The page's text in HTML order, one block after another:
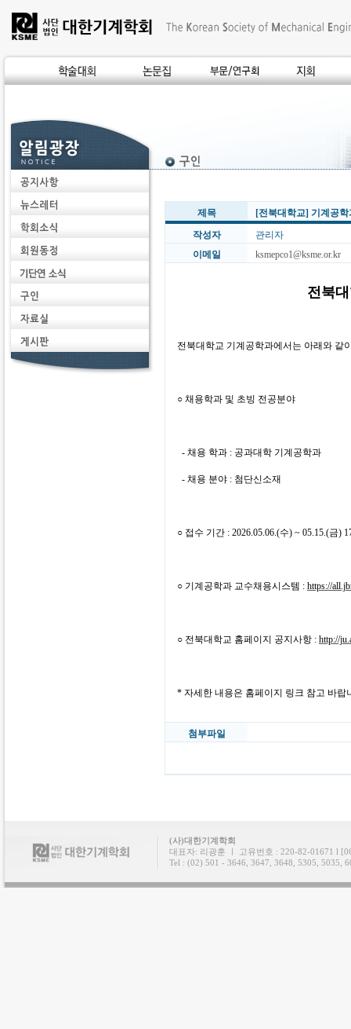
제목
[전북대학교] 기계공
작성자
관리자
이메일
ksmepco1@ksme.or.kr
전북
전북대학교 기계공학과에서는 아래와 같
○ 채용학과 및 초빙 전공분야
- 채용 학과 : 공과대학 기계공학과
- 채용 분야 : 첨단신소재
○ 접수 기간 : 2026.05.06.(수) ~ 05.15.(금)
○ 기계공학과 교수채용시스템 : https://
○ 전북대학교 홈페이지 공지사항 : http://
* 자세한 내용은 홈페이지 링크 참고 바랍
첨부파일
(사)대한기계학회
대표자: 리광훈 ㅣ 고유번호 : 220-82-01671 l
Tel : (02) 501 - 3646, 3647, 3648, 5305, 5035,